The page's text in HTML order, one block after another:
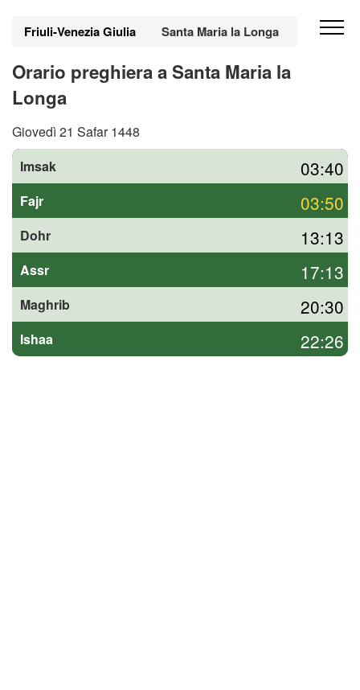
Friuli-Venezia Giulia Santa Maria la Longa
Orario preghiera a Santa Maria la
Longa
Giovedì 21 Safar 1448
Imsak
03:40
Fajr 03:50
Dohr 13:13
Assr 17:13
Maghrib 20:30
Ishaa 22:26